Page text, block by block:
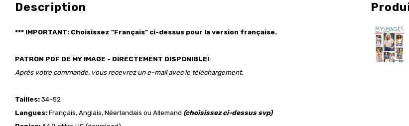
Description
*** IMPORTANT: Choisissez "Français" ci-dessus pour la version française.
PATRON PDF DE MY IMAGE - DIRECTEMENT DISPONIBLE!
Après votre commande, vous recevrez un e-mail avec le téléchargement.
Tailles:34-52
Langues:Français, Anglais, Néerlandais ou Allemand (choisissez ci-dessus svp)